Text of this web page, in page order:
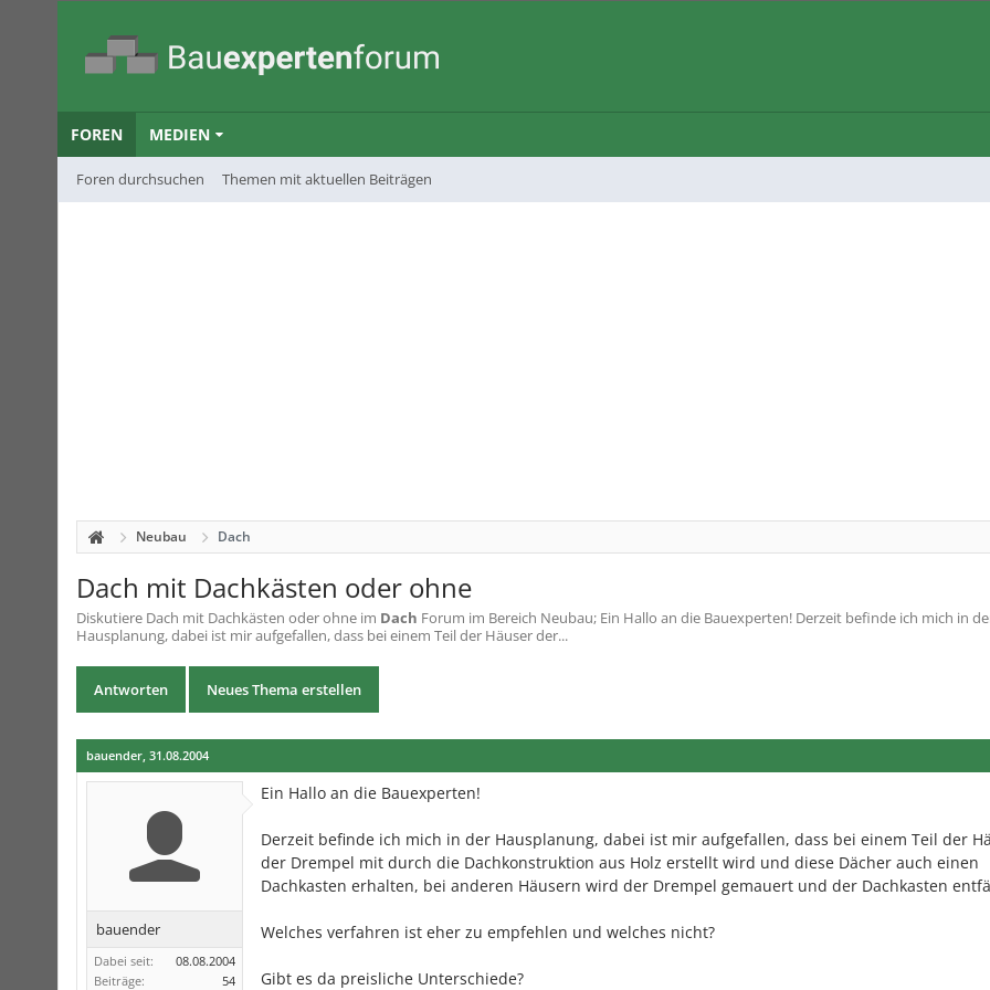
FOREN
Foren durchsuchen Themen mit aktuellen Beiträgen
MEDIEN
Neubau Dach
Dach mit Dachkästen oder ohne
Diskutiere Dach mit Dachkästen oder ohne im Dach Forum im Bereich Neubau; Ein Hallo an die Bauexperten! Derzeit befinde ich mich in
Hausplanung, dabei ist mir aufgefallen, dass bei einem Teil der Häuser der...
Antworten Neues Thema erstellen
bauender, 31.08.2004
bauender
Dabei seit:
08.08.2004
Beiträge:
54
Ein Hallo an die Bauexperten!
Derzeit befinde ich mich in der Hausplanung, dabei ist mir aufgefallen, dass bei einem Teil der
der Drempel mit durch die Dachkonstruktion aus Holz erstellt wird und diese Dächer auch einen
Dachkasten erhalten, bei anderen Häusern wird der Drempel gemauert und der Dachkasten
Welches verfahren ist eher zu empfehlen und welches nicht?
Gibt es da preisliche Unterschiede?